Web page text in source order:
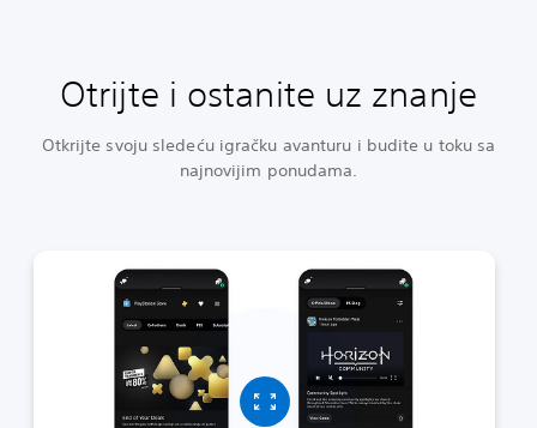
Otrijte i ostanite uz znanje
Otkrijte svoju sledeću igračku avanturu i budite u toku sa
najnovijim ponudama.